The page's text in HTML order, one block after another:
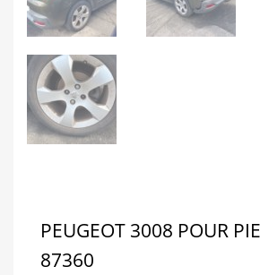
PEUGEOT 3008 POUR
87360